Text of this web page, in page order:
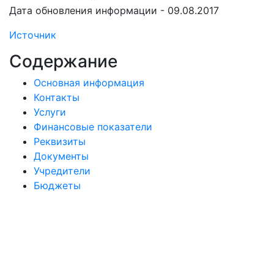
Дата обновления информации - 09.08.2017
Источник
Содержание
Основная информация
Контакты
Услуги
Финансовые показатели
Реквизиты
Документы
Учредители
Бюджеты